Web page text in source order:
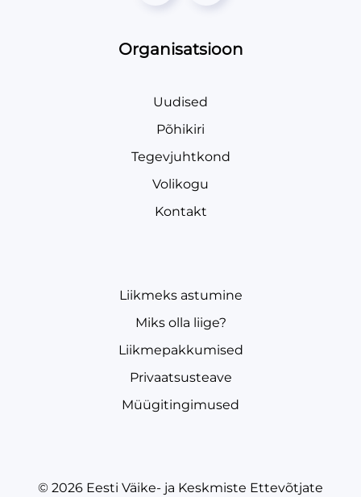
Organisatsioon
Uudised
Põhikiri
Tegevjuhtkond
Volikogu
Kontakt
Liikmeks astumine
Miks olla liige?
Liikmepakkumised
Privaatsusteave
Müügitingimused
© 2026 Eesti Väike- ja Keskmiste Ettevõtjate